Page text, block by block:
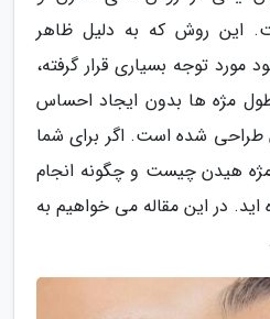
این روش که به دلیل ظاهر
مورد توجه بسیاری قرار گرفته،
مژه ها بدون ایجاد احساس
طراحی شده است. اگر برای شما
هیدن چیست و چگونه انجام
در این مقاله می خواهیم به